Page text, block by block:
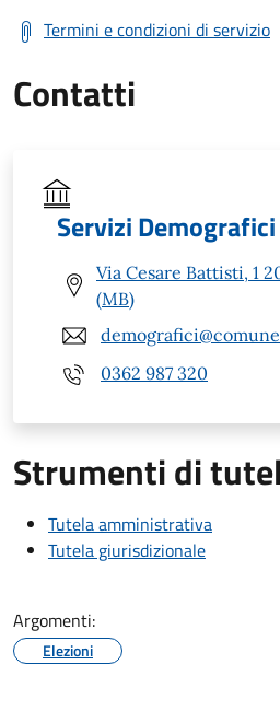
Termini e condizioni di servizio
Contatti
Servizi Demografici
Via Cesare Battisti, 1
(MB)
0362 987 320
Strumenti di
Tutela amministrativa
Tutela giurisdizionale
Argomenti:
Elezioni